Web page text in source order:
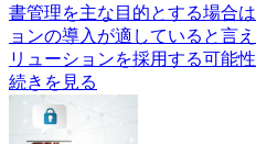
書管理を主な目的とする場合
ョンの導入が適していると言
リューションを採用する可能
続きを見る